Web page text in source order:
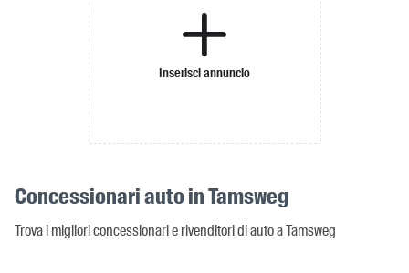
Inserisci annuncio
Concessionari auto in Tamsweg
Trova i migliori concessionari e rivenditori di auto a Tamsweg